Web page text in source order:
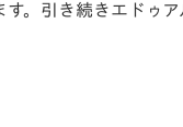
。引き続きエドゥ